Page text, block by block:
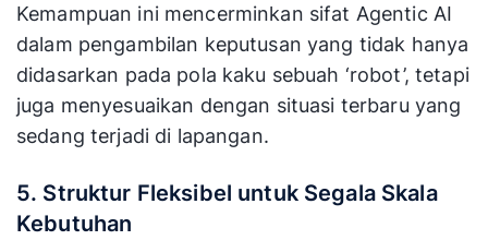
Kemampuan ini mencerminkan sifat Agentic AI
dalam pengambilan keputusan yang tidak hanya
didasarkan pada pola kaku sebuah ‘robot’, tetapi
juga menyesuaikan dengan situasi terbaru yang
sedang terjadi di lapangan.
5. Struktur Fleksibel untuk Segala Skala
Kebutuhan